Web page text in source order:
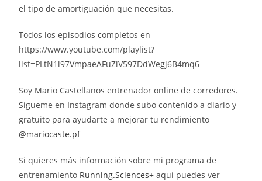
el tipo de amortiguación que necesitas.
Todos los episodios completos en
https://www.youtube.com/playlist?
list=PLtN1l97VmpaeAFuZiV597DdWegj6B4mq6
Soy Mario Castellanos entrenador online de corredores.
Sígueme en Instagram donde subo contenido a diario y
gratuito para ayudarte a mejorar tu rendimiento
@mariocaste.pf⁠⁠⁠⁠
Si quieres más información sobre mi programa de
entrenamiento ⁠⁠⁠⁠Running.Sciences+⁠⁠⁠⁠ aquí puedes ver